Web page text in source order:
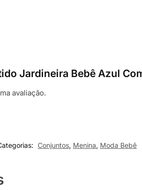
Jardineira Bebê Azul
avaliação.
Conjuntos, Menina, Moda Bebê